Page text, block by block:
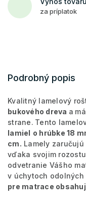
za príplatok
Podrobný popis
Kvalitný lamelový
bukového dreva a
strane. Tento
lamiel o hrúbke 18
cm. Lamely
vďaka svojim
odvetranie Vášho
v úchytoch
pre matrace